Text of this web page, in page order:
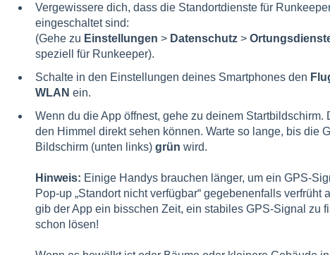
Vergewissere dich, dass die Standortdienste für
eingeschaltet sind:
(Gehe zu Einstellungen > Datenschutz>
speziell für Runkeeper).
Schalte in den Einstellungen deines Smartphones den
WLAN ein.
Wenn du die App öffnest, gehe zu deinem Startbildschirm.
den Himmel direkt sehen können. Warte so lange, bis die
Bildschirm (unten links) grün wird.
Hinweis: Einige Handys brauchen länger, um ein GPS-
Pop-up „Standort nicht verfügbar“ gegebenenfalls verfrüht
gib der App ein bisschen Zeit, ein stabiles GPS-Signal zu
schon lösen!